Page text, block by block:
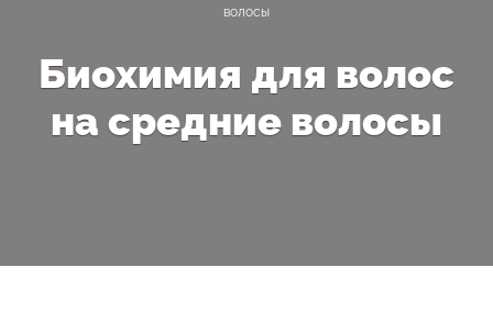
волосы
Биохимия для волос
на средние волосы